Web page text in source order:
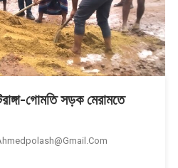
গোমতি সড়ক মেরামতে